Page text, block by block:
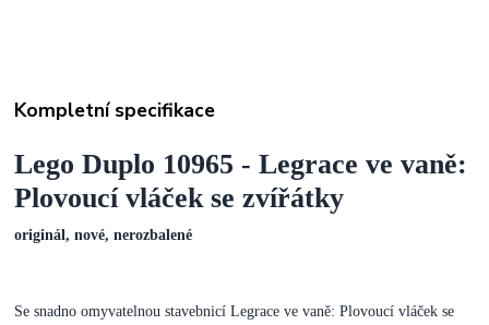
Kompletní specifikace
Lego Duplo 10965 - Legrace ve vaně:
Plovoucí vláček se zvířátky
originál, nové, nerozbalené
Se snadno omyvatelnou stavebnicí Legrace ve vaně: Plovoucí vláček se